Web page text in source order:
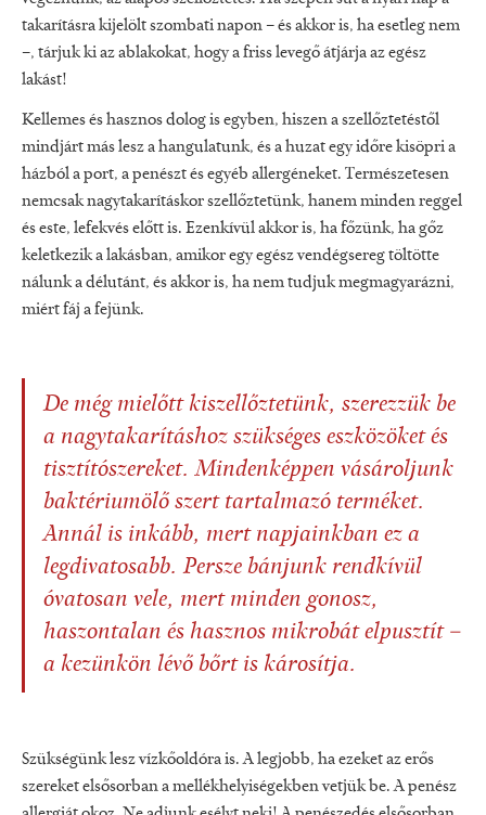
takarításra kijelölt szombati napon – és akkor is, ha esetleg nem
–, tárjuk ki az ablakokat, hogy a friss levegő átjárja az egész
lakást!
Kellemes és hasznos dolog is egyben, hiszen a szellőztetéstől
mindjárt más lesz a hangulatunk, és a huzat egy időre kisöpri a
házból a port, a penészt és egyéb allergéneket. Természetesen
nemcsak nagytakarításkor szellőztetünk, hanem minden reggel
és este, lefekvés előtt is. Ezenkívül akkor is, ha főzünk, ha gőz
keletkezik a lakásban, amikor egy egész vendégsereg töltötte
nálunk a délutánt, és akkor is, ha nem tudjuk megmagyarázni,
miért fáj a fejünk.
De még mielőtt kiszellőztetünk, szerezzük be
a nagytakarításhoz szükséges eszközöket és
tisztítószereket. Mindenképpen vásároljunk
baktériumölő szert tartalmazó terméket.
Annál is inkább, mert napjainkban ez a
legdivatosabb. Persze bánjunk rendkívül
óvatosan vele, mert minden gonosz,
haszontalan és hasznos mikrobát elpusztít –
a kezünkön lévő bőrt is károsítja.
Szükségünk lesz vízkőoldóra is. A legjobb, ha ezeket az erős
szereket elsősorban a mellékhelyiségekben vetjük be. A penész